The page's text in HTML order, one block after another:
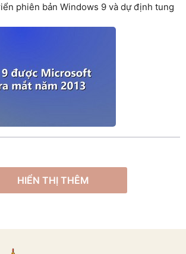
phiên bản Windows 9 và dự định tung
HIỂN THỊ THÊM